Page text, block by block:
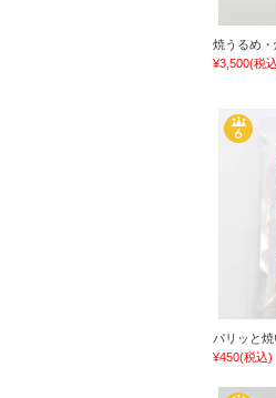
焼うるめ
¥3,500(税
パリッと
¥450(税込)